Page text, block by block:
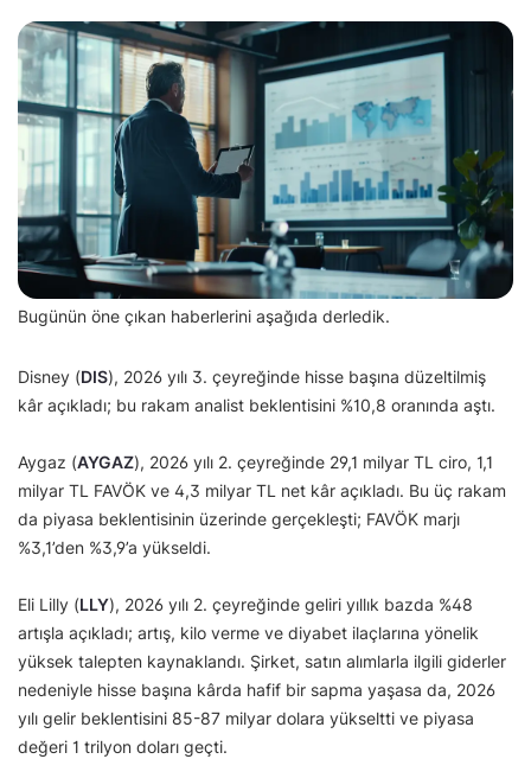
Bugünün öne çıkan haberlerini aşağıda derledik.
Disney (DIS), 2026 yılı 3. çeyreğinde hisse başına düzeltilmiş
kâr açıkladı; bu rakam analist beklentisini %10,8 oranında aştı.
Aygaz (AYGAZ), 2026 yılı 2. çeyreğinde 29,1 milyar TL ciro, 1,1
milyar TL FAVÖK ve 4,3 milyar TL net kâr açıkladı. Bu üç rakam
da piyasa beklentisinin üzerinde gerçekleşti; FAVÖK marjı
%3,1’den %3,9’a yükseldi.
Eli Lilly (LLY), 2026 yılı 2. çeyreğinde geliri yıllık bazda %48
artışla açıkladı; artış, kilo verme ve diyabet ilaçlarına yönelik
yüksek talepten kaynaklandı. Şirket, satın alımlarla ilgili giderler
nedeniyle hisse başına kârda hafif bir sapma yaşasa da, 2026
yılı gelir beklentisini 85-87 milyar dolara yükseltti ve piyasa
değeri 1 trilyon doları geçti.